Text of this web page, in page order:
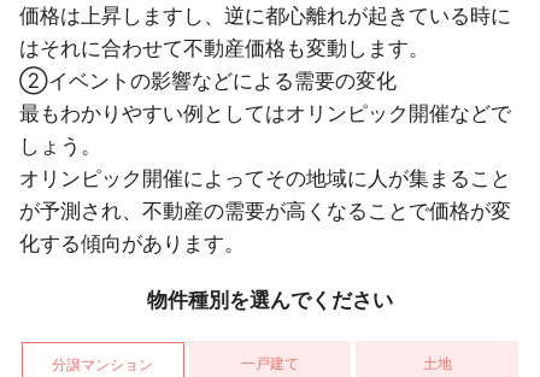
福岡県
久留米市
3ヶ月以内 3LDK
福岡県
筑紫野市
6ヶ月以内 4LDK 築25年以内
福岡県
3ヶ月以内
福岡県
12ヶ月以内
福岡市早良区
価格は上昇しますし、逆に都心離れが起きている時に
はそれに合わせて不動産価格も変動します。
②イベントの影響などによる需要の変化
最もわかりやすい例としてはオリンピック開催などで
しょう。
オリンピック開催によってその地域に人が集まること
が予測され、不動産の需要が高くなることで価格が変
化する傾向があります。
物件種別を選んでください
分譲マンション 一戸建て 土地